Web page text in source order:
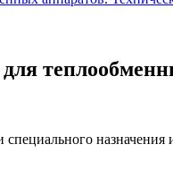
назначения